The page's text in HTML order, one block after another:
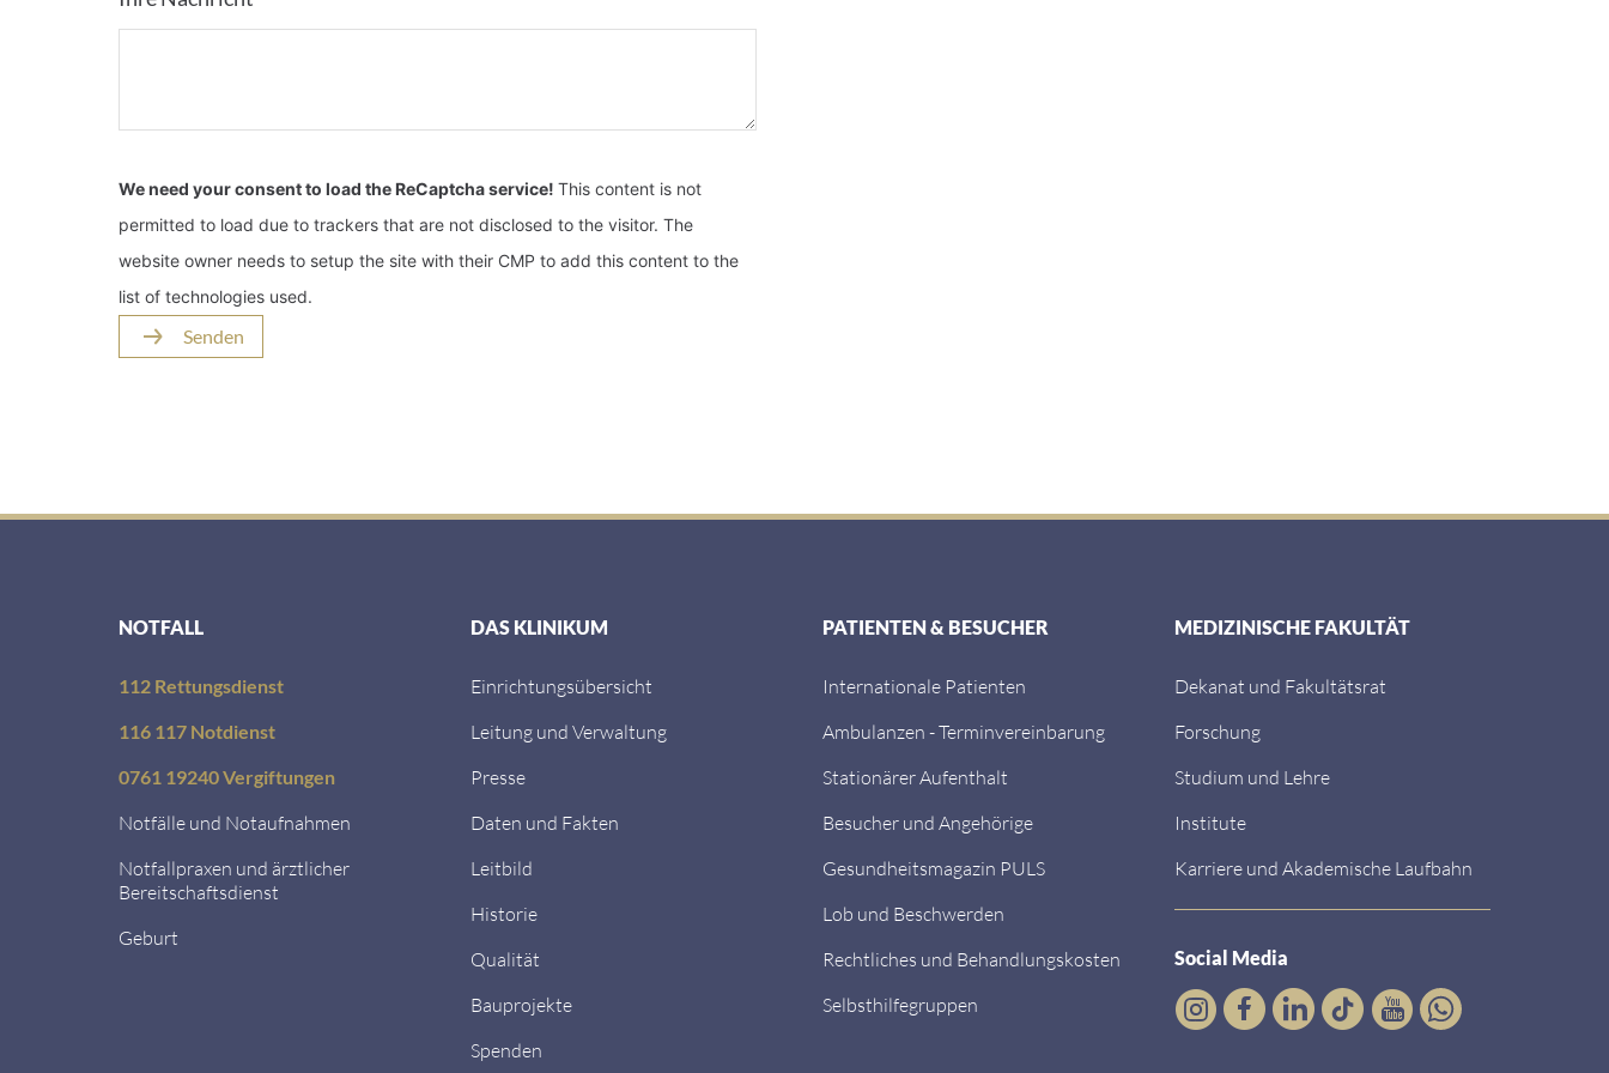
We need your consent to load the ReCaptcha service! This content is not
permitted to load due to trackers that are not disclosed to the visitor. The
website owner needs to setup the site with their CMP to add this content to the
list of technologies used.
Senden
NOTFALL
112 Rettungsdienst
116 117 Notdienst
0761 19240 Vergiftungen
Notfälle und Notaufnahmen
Notfallpraxen und ärztlicher
Bereitschaftsdienst
Geburt
DAS KLINIKUM
Einrichtungsübersicht
Leitung und Verwaltung
Presse
Daten und Fakten
Leitbild
Historie
Qualität
Bauprojekte
Spenden
PATIENTEN & BESUCHER
Internationale Patienten
Ambulanzen - Terminvereinbarung
Stationärer Aufenthalt
Besucher und Angehörige
Gesundheitsmagazin PULS
Lob und Beschwerden
Rechtliches und Behandlungskosten
Selbsthilfegruppen
MEDIZINISCHE FAKULTÄT
Dekanat und Fakultätsrat
Forschung
Studium und Lehre
Institute
Karriere und Akademische Laufbahn
Social Media